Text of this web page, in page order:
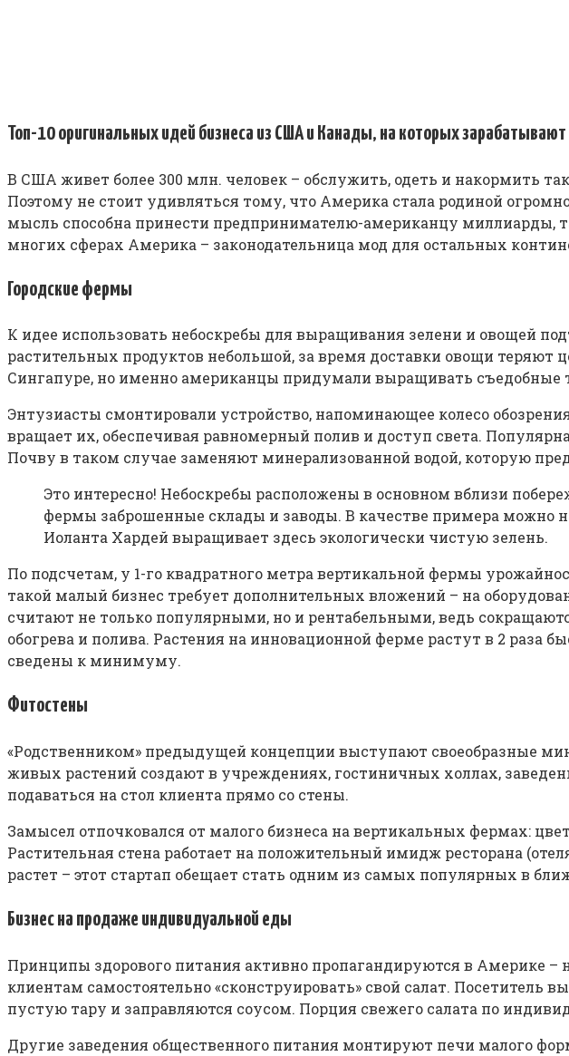
Топ-10 оригинальных идей бизнеса из США и Канады, на которых
В США живет более 300 млн. человек – обслужить, одеть и накормить
Поэтому не стоит удивляться тому, что Америка стала родиной
мысль способна принести предпринимателю-американцу миллиарды,
многих сферах Америка – законодательница мод для остальных
Городские фермы
К идее использовать небоскребы для выращивания зелени и овощей
растительных продуктов небольшой, за время доставки овощи
Сингапуре, но именно американцы придумали выращивать съедобные
Энтузиасты смонтировали устройство, напоминающее колесо
вращает их, обеспечивая равномерный полив и доступ света.
Почву в таком случае заменяют минерализованной водой, которую
Это интересно! Небоскребы расположены в основном вблизи
фермы заброшенные склады и заводы. В качестве примера можно
Иоланта Хардей выращивает здесь экологически чистую зелень.
По подсчетам, у 1-го квадратного метра вертикальной фермы
такой малый бизнес требует дополнительных вложений – на
считают не только популярными, но и рентабельными, ведь
обогрева и полива. Растения на инновационной ферме растут в 2 раза
сведены к минимуму.
Фитостены
«Родственником» предыдущей концепции выступают своеобразные
живых растений создают в учреждениях, гостиничных холлах,
подаваться на стол клиента прямо со стены.
Замысел отпочковался от малого бизнеса на вертикальных фермах:
Растительная стена работает на положительный имидж ресторана
растет – этот стартап обещает стать одним из самых популярных в
Бизнес на продаже индивидуальной еды
Принципы здорового питания активно пропагандируются в Америке –
клиентам самостоятельно «сконструировать» свой салат.
пустую тару и заправляются соусом. Порция свежего салата по
Другие заведения общественного питания монтируют печи малого